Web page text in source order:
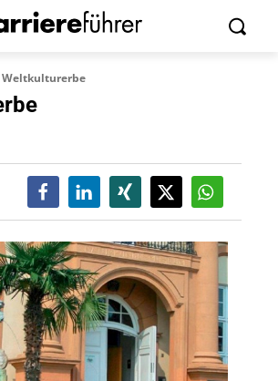
Weltkulturerbe